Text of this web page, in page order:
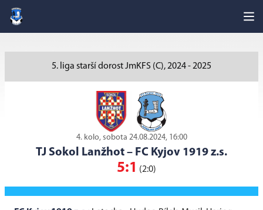
5. liga starší dorost JmKFS (C), 2024 - 2025
4. kolo, sobota 24.08.2024, 16:00
TJ Sokol Lanžhot – FC Kyjov 1919 z.s.
5:1 (2:0)